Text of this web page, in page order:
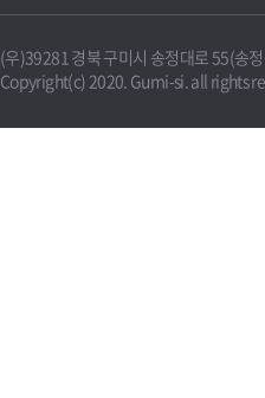
(우)39281 경북 구미시 송정대로 55(
Copyright(c) 2020. Gumi-si. all rights